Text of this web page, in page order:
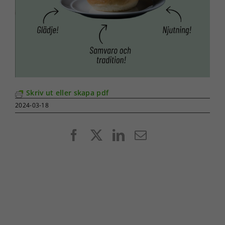
Skriv ut eller skapa pdf
2024-03-18
FacebookLinkedIn
E-